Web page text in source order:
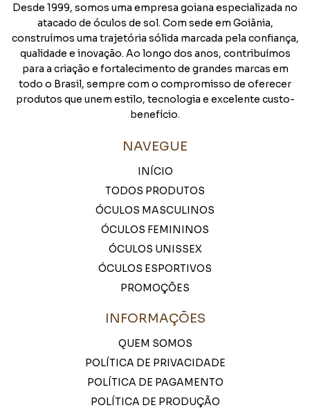
Desde 1999, somos uma empresa goiana especializada no
atacado de óculos de sol. Com sede em Goiânia,
construímos uma trajetória sólida marcada pela confiança,
qualidade e inovação. Ao longo dos anos, contribuímos
para a criação e fortalecimento de grandes marcas em
todo o Brasil, sempre com o compromisso de oferecer
produtos que unem estilo, tecnologia e excelente custo-
benefício.
NAVEGUE
INÍCIO
TODOS PRODUTOS
ÓCULOS MASCULINOS
ÓCULOS FEMININOS
ÓCULOS UNISSEX
ÓCULOS ESPORTIVOS
PROMOÇÕES
INFORMAÇÕES
QUEM SOMOS
POLÍTICA DE PRIVACIDADE
POLÍTICA DE PAGAMENTO
POLÍTICA DE PRODUÇÃO